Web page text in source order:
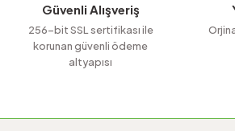
Güvenli Alışveriş
256-bit SSL sertifikası ile
korunan güvenli ödeme
altyapısı